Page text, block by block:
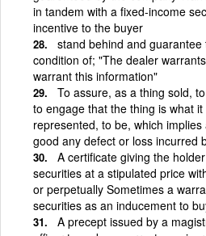
in tandem with a fixed-income
incentive to the buyer
stand behind and
condition of; "The dealer
warrant this information"
To assure, as a thing sold,
to engage that the thing is what
represented, to be, which
good any defect or loss incurred
A certificate giving the
securities at a stipulated price
or perpetually Sometimes a
securities as an inducement to
A precept issued by a